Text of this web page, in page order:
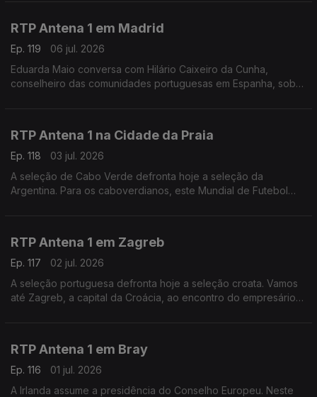
RTP Antena 1 em Madrid
Ep. 119
06 jul. 2026
Eduarda Maio conversa com Hilário Caixeiro da Cunha,
conselheiro das comunidades portuguesas em Espanha, sobre
RTP Antena 1 na Cidade da Praia
Ep. 118
03 jul. 2026
A seleção de Cabo Verde defronta hoje a seleção da
Argentina. Para os caboverdianos, este Mundial de Futebol
RTP Antena 1 em Zagreb
Ep. 117
02 jul. 2026
A seleção portuguesa defronta hoje a seleção croata. Vamos
até Zagreb, a capital da Croácia, ao encontro do empresário
RTP Antena 1 em Bray
Ep. 116
01 jul. 2026
A Irlanda assume a presidência do Conselho Europeu. Neste